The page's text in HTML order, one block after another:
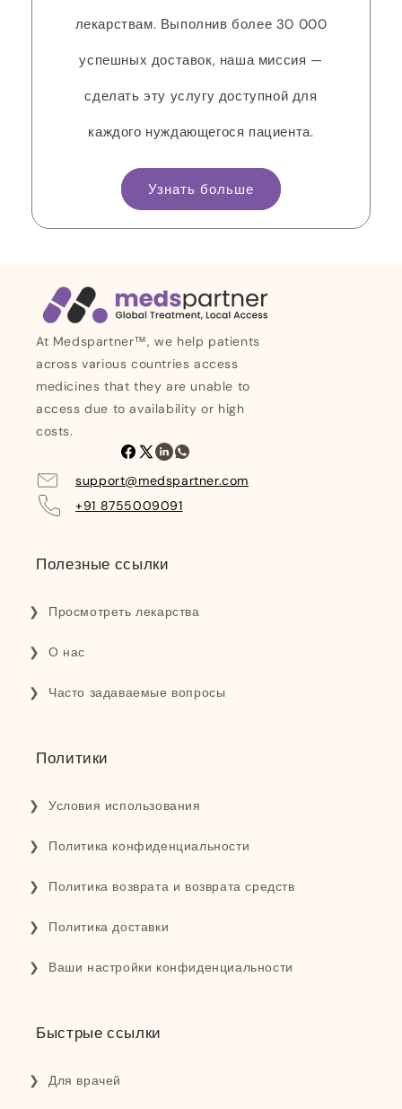
лекарствам. Выполнив более 30 000
успешных доставок, наша миссия —
сделать эту услугу доступной для
каждого нуждающегося пациента.
Узнать больше
At Medspartner™, we help patients
across various countries access
medicines that they are unable to
access due to availability or high
costs.
Facebook
X
(Твиттер)
Линкедин
support@medspartner.com
+91 8755009091
Полезные ссылки
Просмотреть лекарства
О нас
Часто задаваемые вопросы
Политики
Условия использования
Политика конфиденциальности
Политика возврата и возврата средств
Политика доставки
Ваши настройки конфиденциальности
Быстрые ссылки
Для врачей